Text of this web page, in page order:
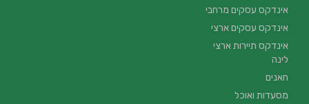
אינדקס עסקים מרחבי
אינדקס עסקים ארצי
אינדקס תיירות ארצי
לינה
חאנים
מסעדות ואוכל